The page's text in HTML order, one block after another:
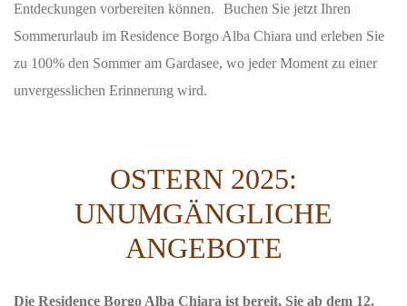
Entdeckungen vorbereiten können. Buchen Sie jetzt Ihren
Sommerurlaub im Residence Borgo Alba Chiara und erleben Sie
zu 100% den Sommer am Gardasee, wo jeder Moment zu einer
unvergesslichen Erinnerung wird.
OSTERN 2025:
UNUMGÄNGLICHE
ANGEBOTE
Die Residence Borgo Alba Chiara ist bereit, Sie ab dem 12.